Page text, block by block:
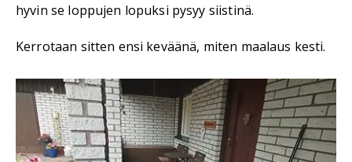
hyvin se loppujen lopuksi pysyy siistinä.
Kerrotaan sitten ensi keväänä, miten maalaus kesti.